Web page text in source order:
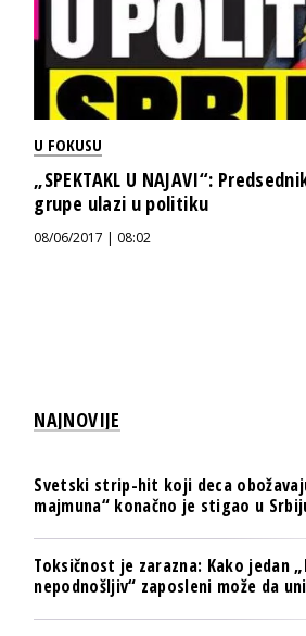
U FOKUSU
„SPEKTAKL U NAJAVI“:
grupe ulazi u politiku
08/06/2017 | 08:02
NAJNOVIJE
Svetski strip-hit koji deca
majmuna“ konačno je stigao u
Toksičnost je zarazna: Kako jedan
nepodnošljiv“ zaposleni može da